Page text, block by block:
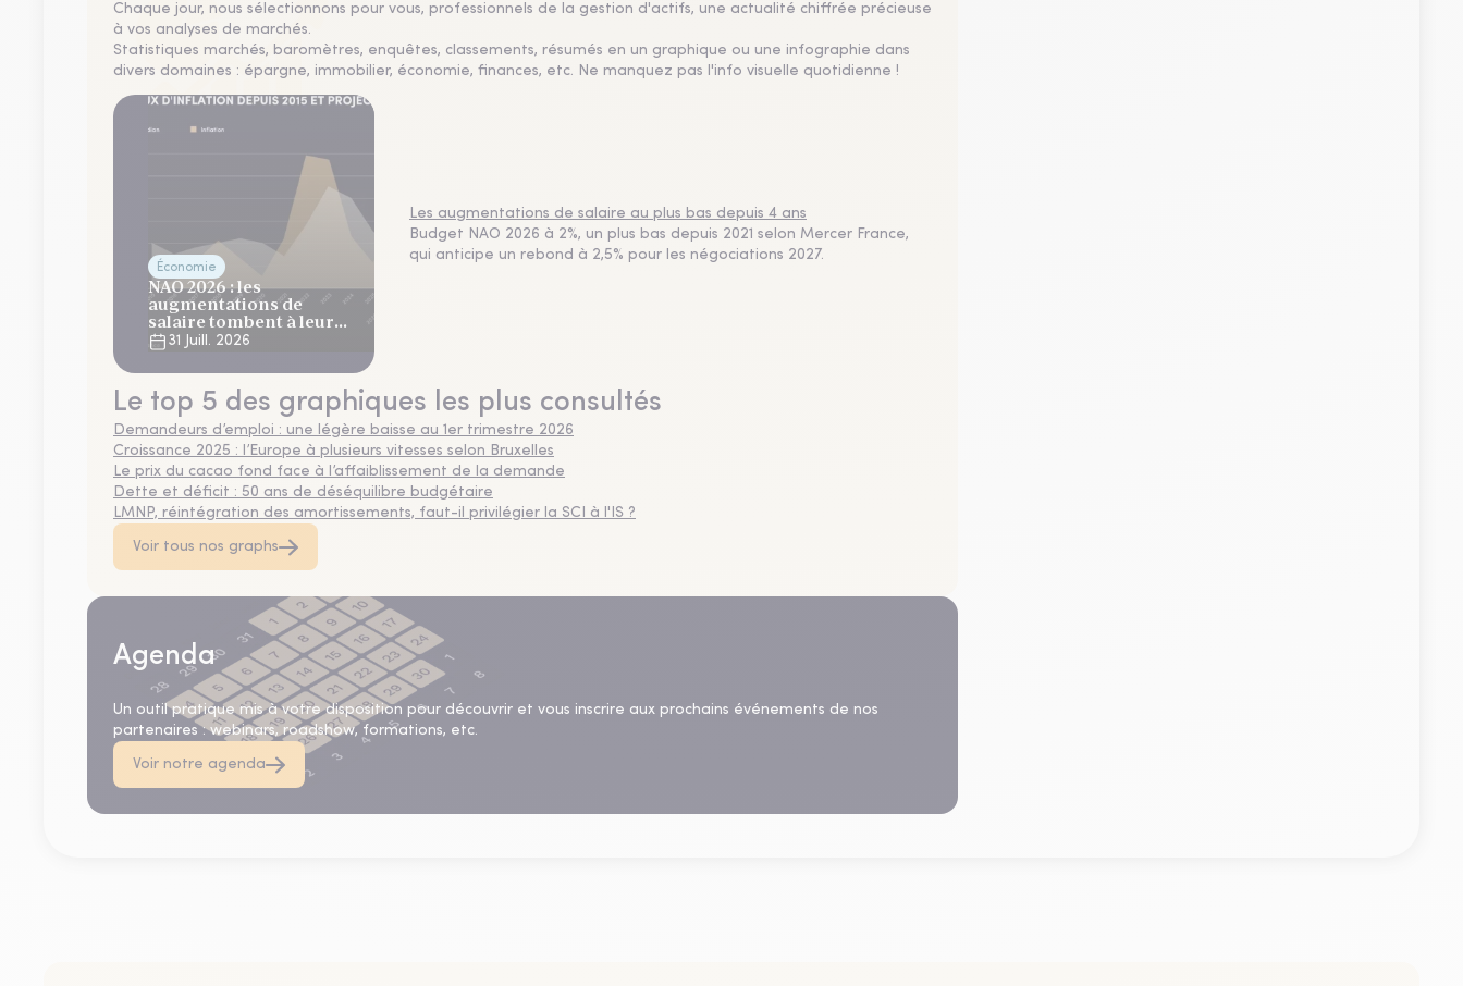
Chaque jour, nous sélectionnons pour vous, professionnels de la gestion d'actifs, une actualité chiffrée précieuse
à vos analyses de marchés.
Statistiques marchés, baromètres, enquêtes, classements, résumés en un graphique ou une infographie dans
divers domaines : épargne, immobilier, économie, finances, etc. Ne manquez pas l'info visuelle quotidienne !
Économie
NAO 2026 : les
augmentations de
salaire tombent à leur
plus bas niveau depuis 4
ans
31 Juill. 2026
Les augmentations de salaire au plus bas depuis 4 ans
Budget NAO 2026 à 2%, un plus bas depuis 2021 selon Mercer France,
qui anticipe un rebond à 2,5% pour les négociations 2027.
Le top 5 des graphiques les plus consultés
Demandeurs d’emploi : une légère baisse au 1er trimestre 2026
Croissance 2025 : l’Europe à plusieurs vitesses selon Bruxelles
Le prix du cacao fond face à l’affaiblissement de la demande
Dette et déficit : 50 ans de déséquilibre budgétaire
LMNP, réintégration des amortissements, faut-il privilégier la SCI à l'IS ?
Voir tous nos graphs
Agenda
Un outil pratique mis à votre disposition pour découvrir et vous inscrire aux prochains événements de nos
partenaires : webinars, roadshow, formations, etc.
Voir notre agenda